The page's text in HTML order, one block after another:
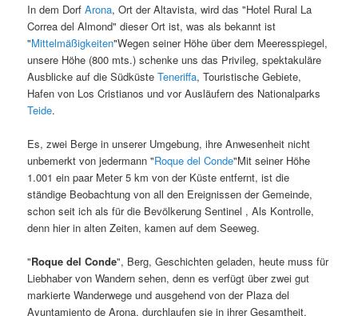
In dem DorfArona, Ort der Altavista, wird das "Hotel Rural La
Correa del Almond" dieser Ort ist, was als bekannt ist
"Mittelmäßigkeiten"Wegen seiner Höhe über dem Meeresspiegel,
unsere Höhe (800 mts.) schenke uns das Privileg, spektakuläre
Ausblicke auf die SüdküsteTeneriffa, Touristische Gebiete,
Hafen von Los Cristianos und vor Ausläufern des Nationalparks
Teide.
Es, zwei Berge in unserer Umgebung, ihre Anwesenheit nicht
unbemerkt von jedermann "Roque del Conde"Mit seiner Höhe
1.001 ein paar Meter 5 km von der Küste entfernt, ist die
ständige Beobachtung von all den Ereignissen der Gemeinde,
schon seit ich als für die Bevölkerung Sentinel , Als Kontrolle,
denn hier in alten Zeiten, kamen auf dem Seeweg.
"Roque del Conde", Berg, Geschichten geladen, heute muss für
Liebhaber von Wandern sehen, denn es verfügt über zwei gut
markierte Wanderwege und ausgehend von der Plaza del
Ayuntamiento de Arona, durchlaufen sie in ihrer Gesamtheit.